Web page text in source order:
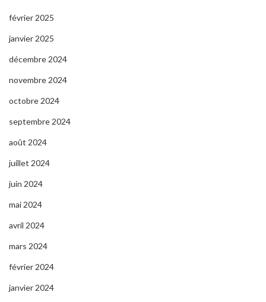
février 2025
janvier 2025
décembre 2024
novembre 2024
octobre 2024
septembre 2024
août 2024
juillet 2024
juin 2024
mai 2024
avril 2024
mars 2024
février 2024
janvier 2024